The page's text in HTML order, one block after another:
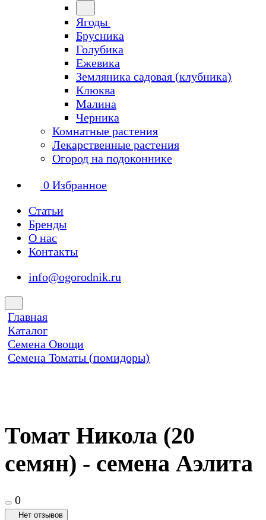
Ягоды
Брусника
Голубика
Ежевика
Земляника садовая (клубника)
Клюква
Малина
Черника
Комнатные растения
Лекарственные растения
Огород на подоконнике
0 Избранное
Статьи
Бренды
О нас
Контакты
info@ogorodnik.ru
Главная
Каталог
Семена Овощи
Семена Томаты (помидоры)
Томат Никола (20
семян) - семена Аэлита
0
Нет отзывов